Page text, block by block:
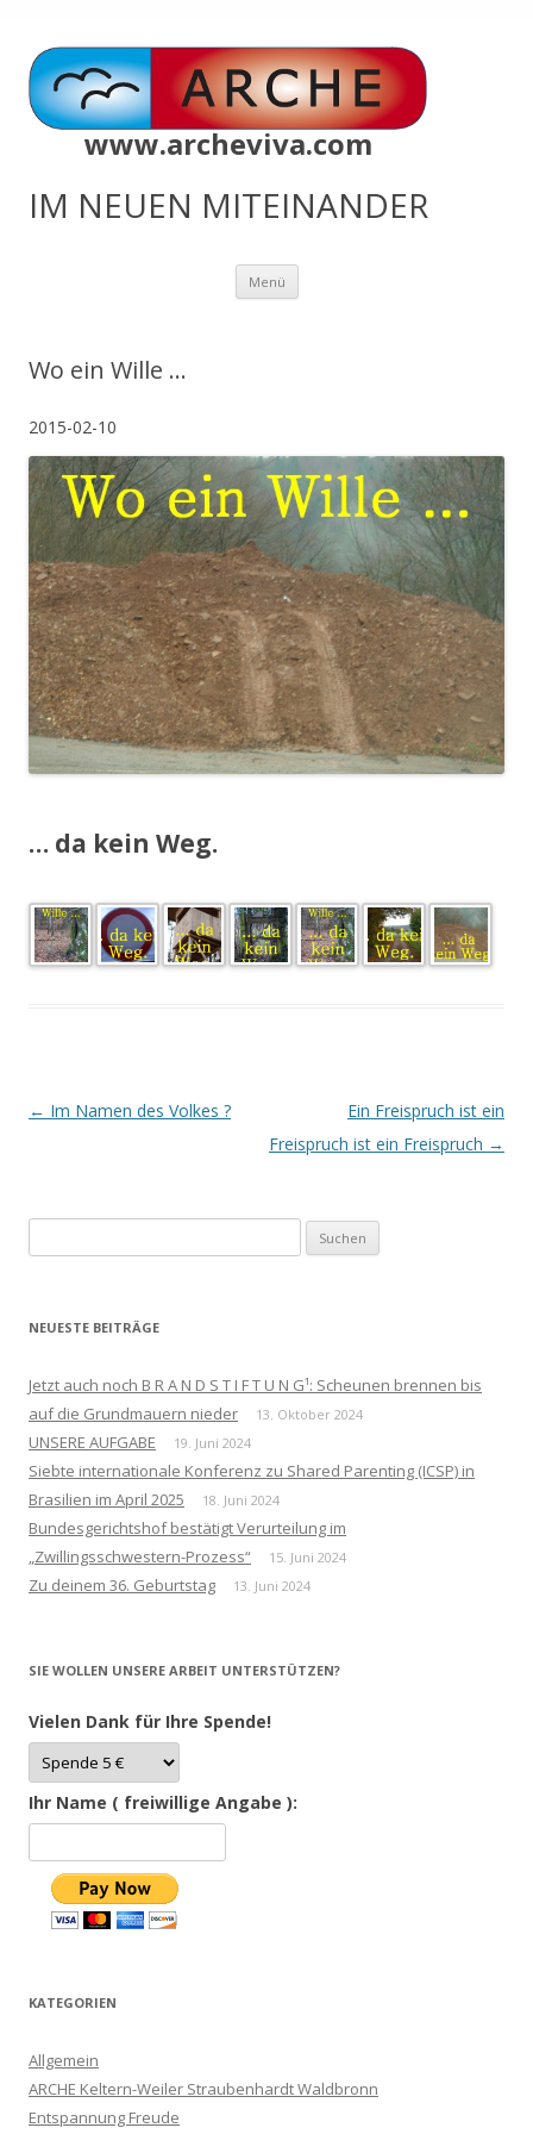
www.archeviva.com
IM NEUEN MITEINANDER
Menü Zum
springen
Wo ein Wille …
2015-02-10
… da kein Weg.
Beitrags-
← Im Namen des Volkes ?
Ein Freispruch ist ein
Freispruch ist ein Freispruch →
nach:
NEUESTE BEITRÄGE
Jetzt auch noch B R A N D S T I F T U N G¹: Scheunen brennen bis
auf die Grundmauern nieder
13. Oktober 2024
UNSERE AUFGABE 19. Juni 2024
Siebte internationale Konferenz zu Shared Parenting (ICSP) in
Brasilien im April 2025
18. Juni 2024
Bundesgerichtshof bestätigt Verurteilung im
„Zwillingsschwestern-Prozess“
15. Juni 2024
Zu deinem 36. Geburtstag 13. Juni 2024
SIE WOLLEN UNSERE ARBEIT UNTERSTÜTZEN?
Vielen Dank für Ihre Spende!
Ihr Name ( freiwillige Angabe ):
KATEGORIEN
Allgemein
ARCHE Keltern-Weiler Straubenhardt Waldbronn
Entspannung Freude